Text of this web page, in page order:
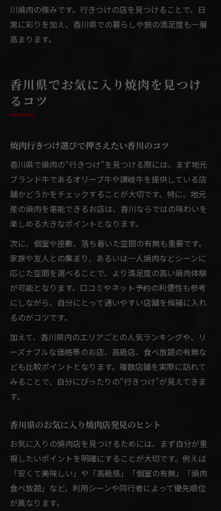
川焼肉の強みです。行きつけの店を見つけることで、日
常に彩りを加え、香川県での暮らしや旅の満足度も一層
高まります。
香川県でお気に入り焼肉を見つけ
るコツ
焼肉行きつけ選びで押さえたい香川のコツ
香川県で焼肉の“行きつけ”を見つける際には、まず地元
ブランド牛であるオリーブ牛や讃岐牛を提供している店
舗かどうかをチェックすることが大切です。特に、地元
産の焼肉を堪能できるお店は、香川ならではの味わいを
楽しめる大きなポイントとなります。
次に、個室や座敷、落ち着いた空間の有無も重要です。
家族や友人との集まり、あるいは一人焼肉などシーンに
応じた空間を選べることで、より満足度の高い焼肉体験
が可能となります。口コミやネット予約の利便性も参考
にしながら、自分にとって通いやすい店舗を候補に入れ
るのがコツです。
加えて、香川県内のエリアごとの人気ランキングや、リ
ーズナブルな価格帯のお店、高級店、食べ放題の有無な
ども比較ポイントとなります。複数店舗を実際に訪れて
みることで、自分にぴったりの“行きつけ”が見えてきま
す。
香川県のお気に入り焼肉店発見のヒント
お気に入りの焼肉店を見つけるためには、まず自分が重
視したいポイントを明確にすることが大切です。例えば
「安くて美味しい」や「高級感」「個室の有無」「焼肉
食べ放題」など、利用シーンや同行者によって優先順位
が異なります。